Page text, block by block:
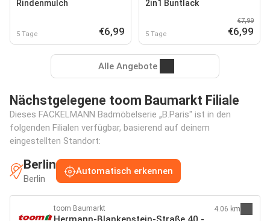
Rindenmulch
5 Tage €6,99
2in1 Buntlack
5 Tage
€7,99
€6,99
Alle Angebote
Nächstgelegene toom Baumarkt Filiale
Dieses FACKELMANN Badmöbelserie „B.Paris" ist in den
folgenden Filialen verfügbar, basierend auf deinem
eingestellten Standort:
Berlin
Berlin
Automatisch erkennen
toom Baumarkt 4.06 km